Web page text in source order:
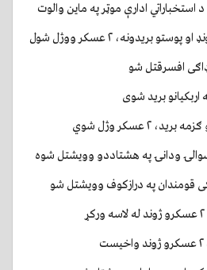
ادارې موټر په ماين والوت
بريدونه، ۲ عسکر ووژل شول
افسرقتل شو
بريد شوی
۲ عسکر وژل شوي
ودانۍ په هشتاددو وويشتل شوه
قومندان په درازکوف وويشتل شو